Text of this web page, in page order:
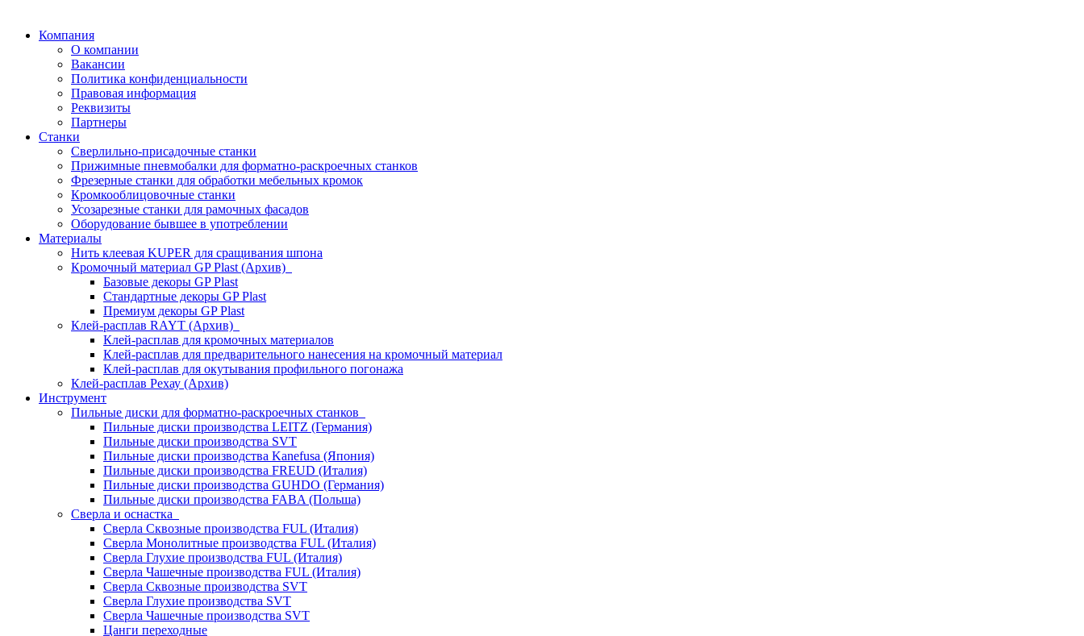
Компания
О компании
Вакансии
Политика конфиденциальности
Правовая информация
Реквизиты
Партнеры
Станки
Сверлильно-присадочные станки
Прижимные пневмобалки для форматно-раскроечных станков
Фрезерные станки для обработки мебельных кромок
Кромкооблицовочные станки
Усозарезные станки для рамочных фасадов
Оборудование бывшее в употреблении
Материалы
Нить клеевая KUPER для сращивания шпона
Кромочный материал GP Plast (Архив)
Базовые декоры GP Plast
Стандартные декоры GP Plast
Премиум декоры GP Plast
Клей-расплав RAYT (Архив)
Клей-расплав для кромочных материалов
Клей-расплав для предварительного нанесения на кромочный материал
Клей-расплав для окутывания профильного погонажа
Клей-расплав Рехау (Архив)
Инструмент
Пильные диски для форматно-раскроечных станков
Пильные диски производства LEITZ (Германия)
Пильные диски производства SVT
Пильные диски производства Kanefusa (Япония)
Пильные диски производства FREUD (Италия)
Пильные диски производства GUHDO (Германия)
Пильные диски производства FABA (Польша)
Сверла и оснастка
Сверла Сквозные производства FUL (Италия)
Сверла Монолитные производства FUL (Италия)
Сверла Глухие производства FUL (Италия)
Сверла Чашечные производства FUL (Италия)
Сверла Сквозные производства SVT
Сверла Глухие производства SVT
Сверла Чашечные производства SVT
Цанги переходные